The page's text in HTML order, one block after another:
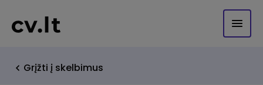
Grįžti į skelbimus